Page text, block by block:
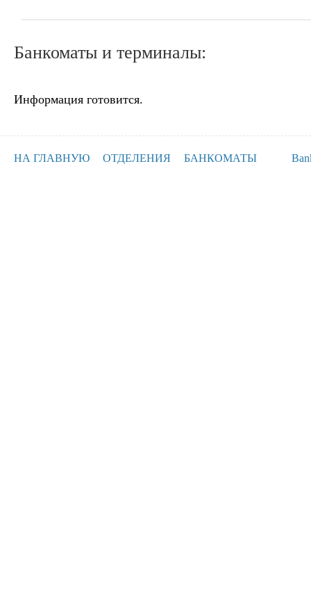
Банкоматы и терминалы:
Информация готовится.
НА ГЛАВНУЮ ОТДЕЛЕНИЯ БАНКОМАТЫ